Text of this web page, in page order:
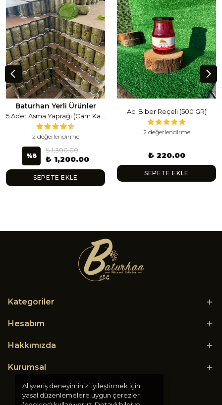
Alışveriş deneyiminizi iyileştirmek için
yasal düzenlemelere uygun çerezler
Baturhan Yerli Ürünler
2 değerlendirme
%8
₺ 1,300.00
₺ 1,200.00
SEPETE EKLE
Acı Biber Reçeli (500 GR)
2 değerlendirme
₺ 220.00
SEPETE EKLE
Kategoriler
Hesabım
Hakkımızda
Kurumsal